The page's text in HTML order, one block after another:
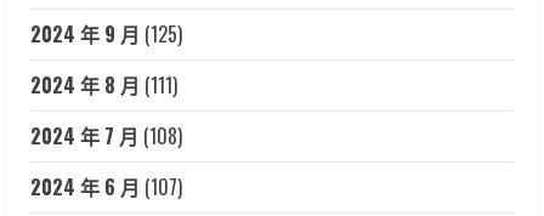
2024 年 9 月 (125)
2024 年 8 月 (111)
2024 年 7 月 (108)
2024 年 6 月 (107)